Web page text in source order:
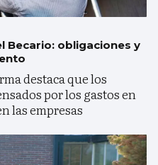
Becario: obligaciones y
destaca que los
por los gastos en
las empresas